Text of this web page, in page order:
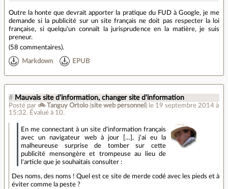
Outre la honte que devrait apporter la pratique du FUD à Google, je me
demande si la publicité sur un site français ne doit pas respecter la loi
française, si quelqu'un connaît la jurisprudence en la matière, je suis
preneur.
(58 commentaires).
Markdown EPUB
# Mauvais site d'information, changer site d'information
Posté par 🚲 Tanguy Ortolo(site web personnel ) le 19 septembre 2014 à
15:32. Évalué à 10.
En me connectant à un site d'information français
avec un navigateur web à jour […], j'ai eu la
malheureuse surprise de tomber sur cette
publicité mensongère et trompeuse au lieu de
l'article que je souhaitais consulter :
Des noms, des noms ! Quel est ce site de merde codé avec les pieds et à
éviter comme la peste ?